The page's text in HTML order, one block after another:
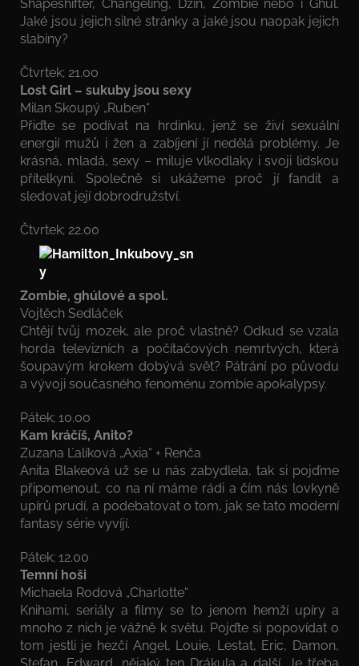
Shapeshifter, Changeling, Džin, Zombie nebo i Ghůl.
Jaké jsou jejich silné stránky a jaké jsou naopak jejich
slabiny?
Čtvrtek; 21.00
Lost Girl – sukuby jsou sexy
Milan Skoupý „Ruben“
Přiďte se podívat na hrdinku, jenž se živí sexuální
energií mužů i žen a zabíjení jí nedělá problémy. Je
krásná, mladá, sexy – miluje vlkodlaky i svoji lidskou
přítelkyni. Společně si ukážeme proč jí fandit a
sledovat její dobrodružství.
Čtvrtek; 22.00
Zombie, ghúlové a spol.
Vojtěch Sedláček
Chtějí tvůj mozek, ale proč vlastně? Odkud se vzala
horda televizních a počítačových nemrtvých, která
šoupavým krokem dobývá svět? Pátrání po původu
a vývoji současného fenoménu zombie apokalypsy.
Pátek; 10.00
Kam kráčíš, Anito?
Zuzana Ľalíková „Axia“ + Renča
Anita Blakeová už se u nás zabydlela, tak si pojďme
připomenout, co na ní máme rádi a čím nás lovkyně
upírů prudí, a podebatovat o tom, jak se tato moderní
fantasy série vyvíjí.
Pátek; 12.00
Temní hoši
Michaela Rodová „Charlotte“
Knihami, seriály a filmy se to jenom hemží upíry a
mnoho z nich je vážně k světu. Pojďte si popovídat o
tom jestli je hezčí Angel, Louie, Lestat, Eric, Damon,
Stefan, Edward, nějaký ten Drákula a další. Je třeba